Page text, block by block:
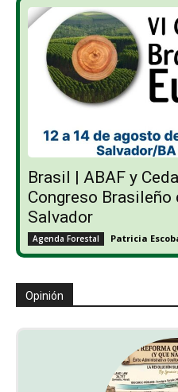
Brasil | ABAF y
Congreso Brasileño
Salvador
Agenda Forestal Patricia
Opinión